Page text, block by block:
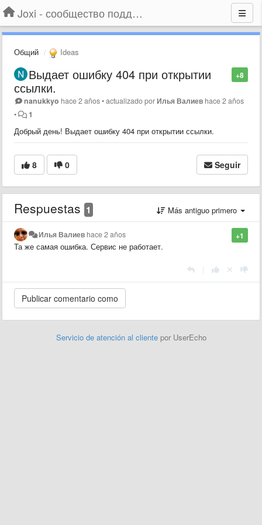
Joxi - сообщество поддержки
Общий Ideas
+8
Выдает ошибку 404 при открытии
ссылки.
nanukkyo hace 2 años•actualizado porИлья Валиев hace 2 años
•
1
Добрый день! Выдает ошибку 404 при открытии ссылки.
8 0 Seguir
Respuestas 1 Más antiguo primero
+1
Илья Валиев hace 2 años
Та же самая ошибка. Сервис не работает.
Servicio de atención al cliente por UserEcho